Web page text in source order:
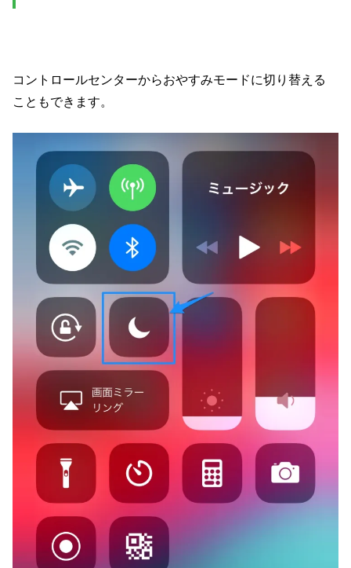
コントロールセンターからおやすみモードに切り替える
こともできます。